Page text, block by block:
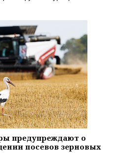
предупреждают о
посевов зерновых